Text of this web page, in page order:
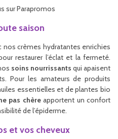
sur Parapromos
saison
nos crèmes hydratantes enrichies
restaurer l’éclat et la fermeté.
soins nourrissants qui apaisent
Pour les amateurs de produits
essentielles et de plantes bio
pas chèreapportent un confort
de l’épiderme.
et vos cheveux